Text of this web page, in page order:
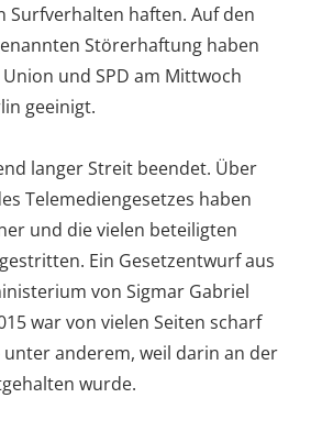
Surfverhalten haften. Auf den
Störerhaftung haben
und SPD am Mittwoch
geeinigt.
langer Streit beendet. Über
Telemediengesetzes haben
und die vielen beteiligten
Ein Gesetzentwurf aus
von Sigmar Gabriel
war von vielen Seiten scharf
anderem, weil darin an der
wurde.